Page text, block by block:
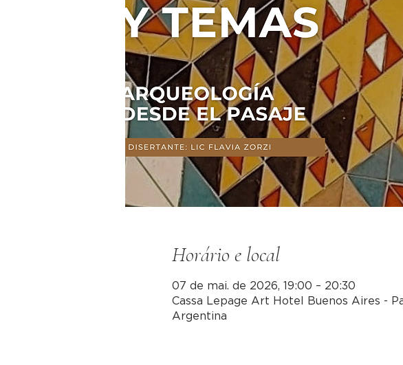
Horário e local
07 de mai. de 2026, 19:00 – 20:30
Cassa Lepage Art Hotel Buenos Aires -
Argentina